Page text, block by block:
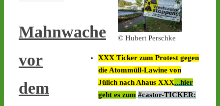
Mahnwache
vor
dem
© Hubert Perschke
XXX Ticker zum Protest gegen
die Atommüll-Lawine von
Jülich nach Ahaus XXX...hier
geht es zum #castor-TICKER: